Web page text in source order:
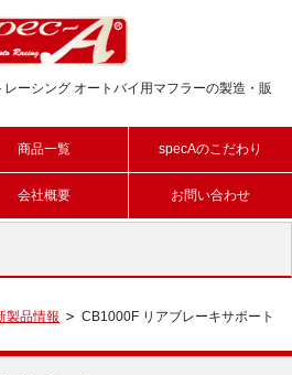
レーシング オートバイ用マフラーの製造・販
商品一覧 specAのこだわり
会社概要 お問い合わせ
製品情報 CB1000F リアブレーキサポート